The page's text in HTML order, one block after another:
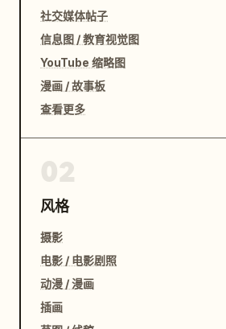
社交媒体帖子
信息图 / 教育视觉图
YouTube 缩略图
漫画 / 故事板
查看更多
风格
摄影
电影 / 电影剧照
动漫 / 漫画
插画